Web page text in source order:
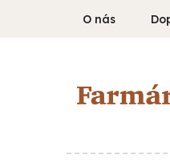
O nás